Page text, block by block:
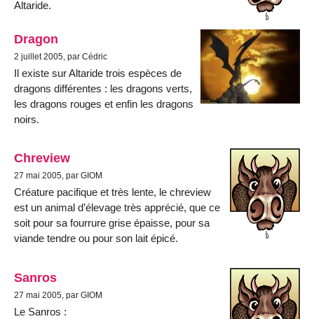
Altaride.
Dragon
2 juillet 2005, par Cédric
Il existe sur Altaride trois espèces de
dragons différentes : les dragons verts,
les dragons rouges et enfin les dragons
noirs.
Chreview
27 mai 2005, par GIOM
Créature pacifique et très lente, le chreview
est un animal d’élevage très apprécié, que ce
soit pour sa fourrure grise épaisse, pour sa
viande tendre ou pour son lait épicé.
Sanros
27 mai 2005, par GIOM
Le Sanros :